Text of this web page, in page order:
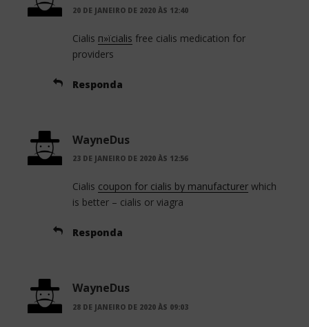
20 DE JANEIRO DE 2020 ÀS 12:40
Cialis п»їcialis free cialis medication for
providers
Responda
WayneDus
23 DE JANEIRO DE 2020 ÀS 12:56
Cialis coupon for cialis by manufacturer which
is better – cialis or viagra
Responda
WayneDus
28 DE JANEIRO DE 2020 ÀS 09:03